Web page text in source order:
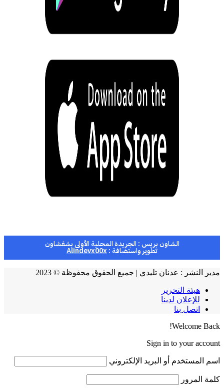
الشاون بريس : الجريدة المحلية الأولى بشفشاون
تطوير واستضافة : Alindevx00x
مدير النشر : عدنان تليدي | جميع الحقوق محفوظة © 2023
هيئة التحرير
للإعلان لدينا
اتصل بنا
Welcome Back!
Sign in to your account
اسم المستخدم أو البريد الإلكتروني
كلمة المرور